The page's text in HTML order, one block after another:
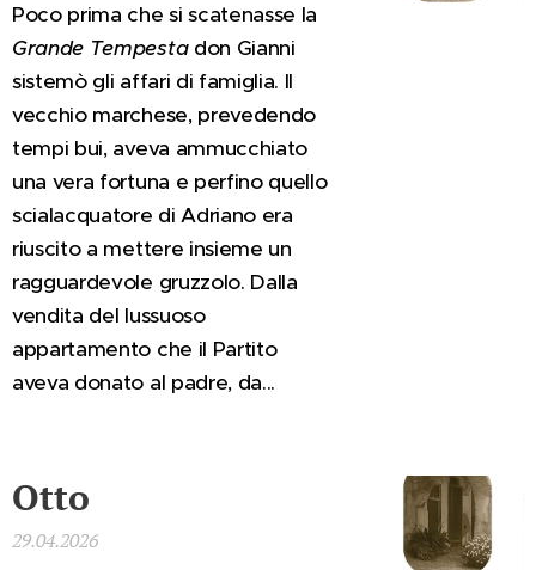
Poco prima che si scatenasse la
Grande Tempesta don Gianni
sistemò gli affari di famiglia. Il
vecchio marchese, prevedendo
tempi bui, aveva ammucchiato
una vera fortuna e perfino quello
scialacquatore di Adriano era
riuscito a mettere insieme un
ragguardevole gruzzolo. Dalla
vendita del lussuoso
appartamento che il Partito
aveva donato al padre, da...
Otto
29.04.2026